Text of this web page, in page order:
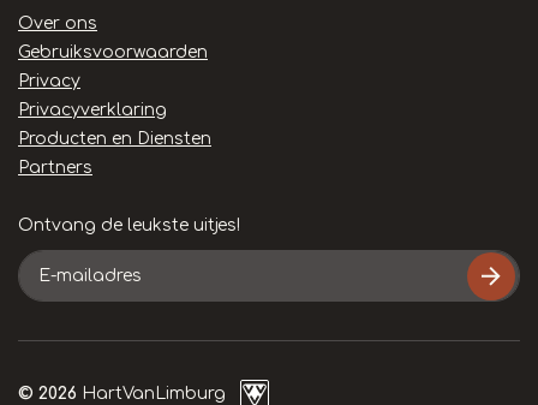
Handige
links
Over ons
Gebruiksvoorwaarden
Privacy
Privacyverklaring
Producten en Diensten
Partners
Ontvang de leukste uitjes!
E-
mailadres
© 2026 HartVanLimburg